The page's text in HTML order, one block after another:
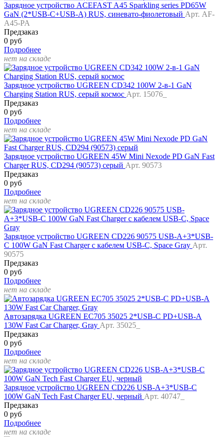
Зарядное устройство ACEFAST A45 Sparkling series PD65W
GaN (2*USB-C+USB-A) RUS, синевато-фиолетовый Арт. AF-
A45-PA
Предзаказ
0 руб
Подробнее
нет на складе
Зарядное устройство UGREEN CD342 100W 2-в-1 GaN
Charging Station RUS, серый космос Арт. 15076_
Предзаказ
0 руб
Подробнее
нет на складе
Зарядное устройство UGREEN 45W Mini Nexode PD GaN Fast
Charger RUS, CD294 (90573) серый Арт. 90573
Предзаказ
0 руб
Подробнее
нет на складе
Зарядное устройство UGREEN CD226 90575 USB-A+3*USB-
C 100W GaN Fast Charger с кабелем USB-C, Space Gray Арт.
90575
Предзаказ
0 руб
Подробнее
нет на складе
Автозарядка UGREEN EC705 35025 2*USB-C PD+USB-A
130W Fast Car Charger, Gray Арт. 35025_
Предзаказ
0 руб
Подробнее
нет на складе
Зарядное устройство UGREEN CD226 USB-A+3*USB-C
100W GaN Tech Fast Charger EU, черный Арт. 40747_
Предзаказ
0 руб
Подробнее
нет на складе